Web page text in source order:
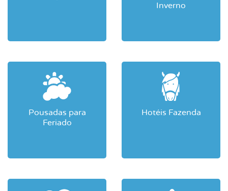
Inverno
Pousadas para
Feriado
Hotéis Fazenda